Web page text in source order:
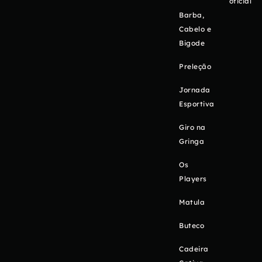
Barba,
Cabelo e
Bigode
Preleção
Jornada
Esportiva
Giro na
Gringa
Os
Players
Matula
Buteco
Cadeira